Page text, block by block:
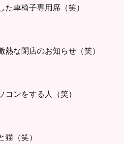
た車椅子専用席（笑）
熱な閉店のお知らせ（笑）
コンをする人（笑）
猫（笑）